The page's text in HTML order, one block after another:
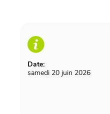
Date:
samedi 20 juin 2026